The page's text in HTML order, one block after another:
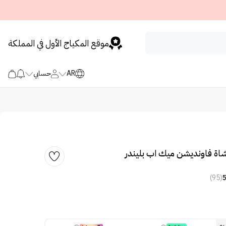
موقع المكياج الأول في المملكة
AR حسابي
فاونديشن ميك اب بليندر
5
(95)